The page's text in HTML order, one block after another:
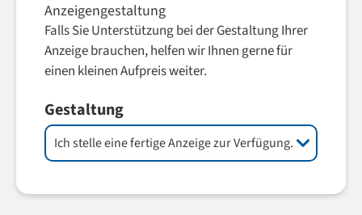
Anzeigengestaltung
Falls Sie Unterstützung bei der Gestaltung Ihrer
Anzeige brauchen, helfen wir Ihnen gerne für
einen kleinen Aufpreis weiter.
Gestaltung